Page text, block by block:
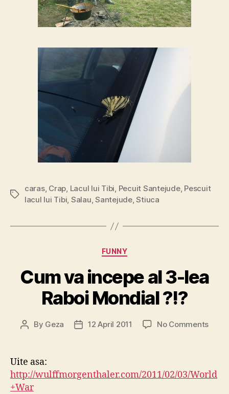
Tags
caras, Crap, Lacul lui Tibi, Pecuit Santejude, Pescuit
lacul lui Tibi, Salau,Santejude,Stiuca
Categories
FUNNY
Cum va incepe al 3-lea
Raboi Mondial ?!?
Post
By Geza
Post12 April 2011 No Commentson
al
3-
Uite asa:
http://wulffmorgenthaler.com/2011/02/03/World
+War